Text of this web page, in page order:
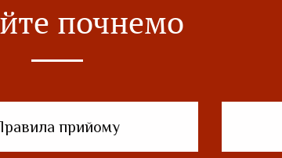
почнемо
прийому